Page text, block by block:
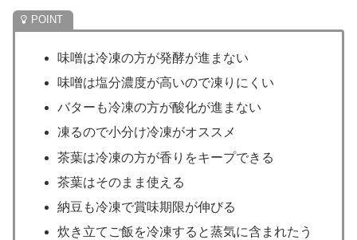
味噌は冷凍の方が発酵が進まない
味噌は塩分濃度が高いので凍りにくい
バターも冷凍の方が酸化が進まない
凍るので小分け冷凍がオススメ
茶葉は冷凍の方が香りをキープできる
茶葉はそのまま使える
納豆も冷凍で賞味期限が伸びる
炊き立てご飯を冷凍すると蒸気に含まれたう